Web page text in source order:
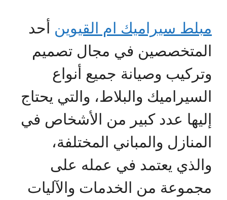
مبلط سيراميك ام القيوين أحد
المتخصصين في مجال تصميم
وتركيب وصيانة جميع أنواع
السيراميك والبلاط، والتي يحتاج
إليها عدد كبير من الأشخاص في
المنازل والمباني المختلفة،
والذي يعتمد في عمله على
مجموعة من الخدمات والآليات